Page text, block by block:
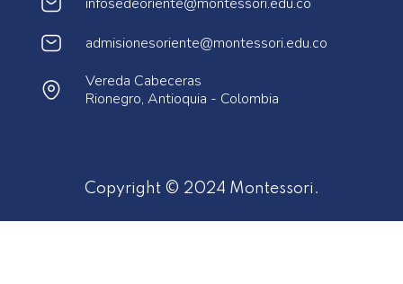
admisionesoriente@montessori.edu.co
Vereda Cabeceras
Rionegro, Antioquia - Colombia
Copyright © 2024 Montessori.